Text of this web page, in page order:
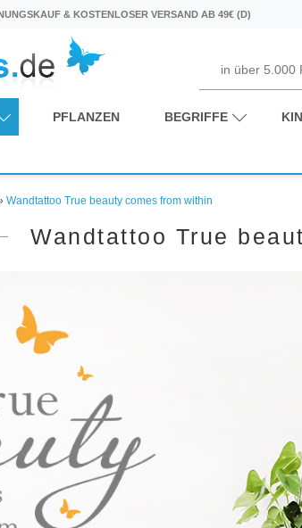
& KOSTENLOSER VERSAND AB 49€ (D)
PFLANZEN BEGRIFFE
Wandtattoo True beauty comes from within
Wandtattoo True